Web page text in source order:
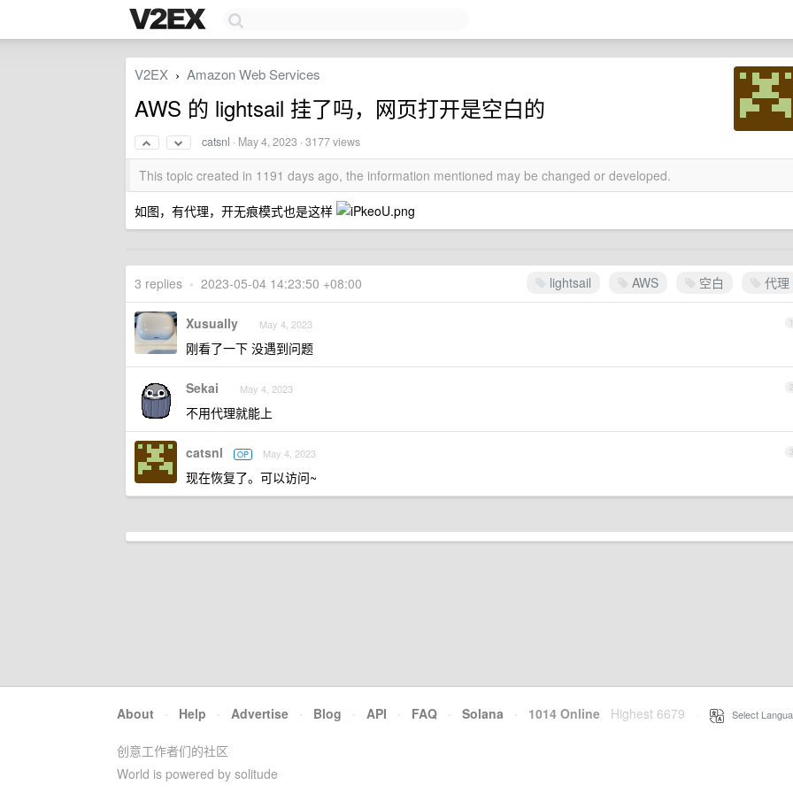
V2EX › Amazon Web Services
AWS 的 lightsail 挂了吗，网页打开是空白的
catsnl · May 4, 2023 · 3177 views
This topic created in 1191 days ago, the information mentioned may be changed or developed.
如图，有代理，开无痕模式也是这样
lightsail AWS 空白 代理
3 replies • 2023-05-04 14:23:50 +08:00
1
Xusually May 4, 2023
刚看了一下 没遇到问题
2
Sekai May 4, 2023
不用代理就能上
3
catsnl OP May 4, 2023
现在恢复了。可以访问~
About · Help · Advertise · Blog · API · FAQ · Solana · 1014 Online Highest 6679 Select
创意工作者们的社区
World is powered by solitude